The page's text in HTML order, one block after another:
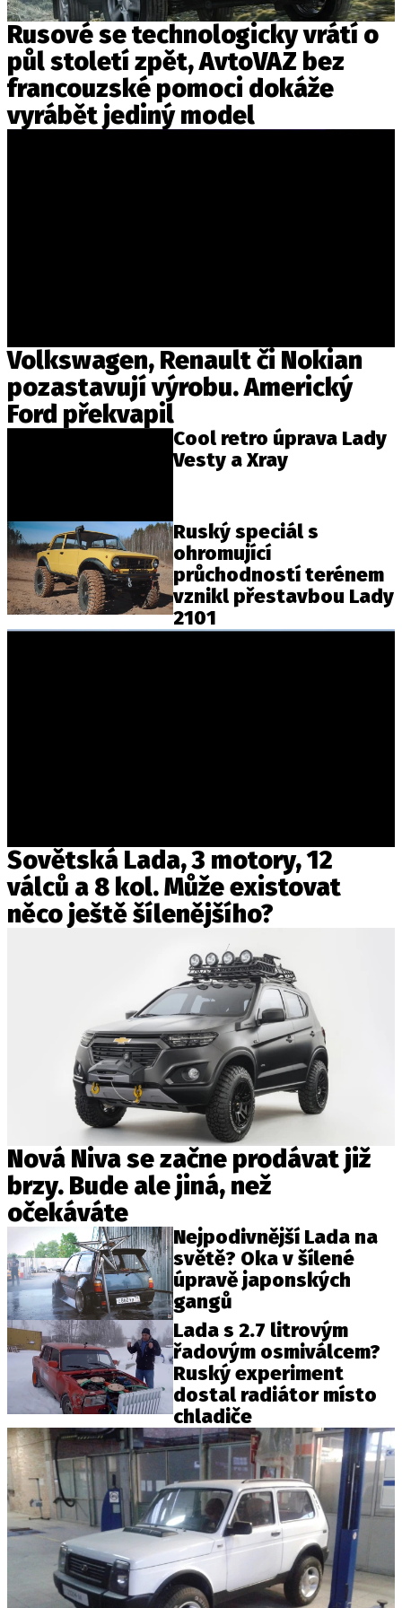
ČEŠI V AKCI
FIA CEZ & POHÁRY
MEZINÁRODNÍ SCÉNA
SLEDUJTE NÁS NA|
INZERCE
OSOBNÍ ÚDAJE / COOKIES
Provozovatelem serveru autoroad.cz je
Rusové se technologicky vrátí o
půl století zpět, AvtoVAZ bez
francouzské pomoci dokáže
vyrábět jediný model
Volkswagen, Renault či Nokian
pozastavují výrobu. Americký
Ford překvapil
Cool retro úprava Lady
Vesty a Xray
Ruský speciál s
ohromující
průchodností terénem
vznikl přestavbou Lady
2101
Sovětská Lada, 3 motory, 12
válců a 8 kol. Může existovat
něco ještě šílenějšího?
Nová Niva se začne prodávat již
brzy. Bude ale jiná, než
očekáváte
Nejpodivnější Lada na
světě? Oka v šílené
úpravě japonských
gangů
Lada s 2.7 litrovým
řadovým osmiválcem?
Ruský experiment
dostal radiátor místo
chladiče